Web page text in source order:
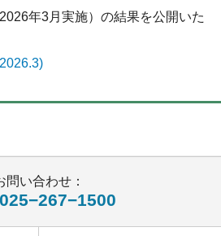
年3月実施）の結果を公開いた
問い合わせ：